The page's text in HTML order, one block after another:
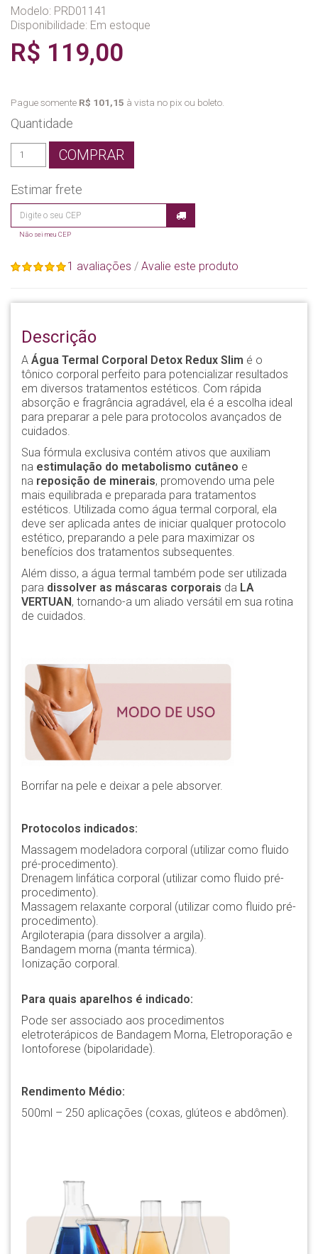
Modelo: PRD01141
Disponibilidade: Em estoque
R$ 119,00
Pague somente R$ 101,15 à vista no pix ou boleto.
Quantidade
COMPRAR
Estimar frete
Não sei meu CEP
1 avaliações / Avalie este produto
Descrição
A Água Termal Corporal Detox Redux Slim é o
tônico corporal perfeito para potencializar resultados
em diversos tratamentos estéticos. Com rápida
absorção e fragrância agradável, ela é a escolha ideal
para preparar a pele para protocolos avançados de
cuidados.
Sua fórmula exclusiva contém ativos que auxiliam
na estimulação do metabolismo cutâneo e
na reposição de minerais, promovendo uma pele
mais equilibrada e preparada para tratamentos
estéticos. Utilizada como água termal corporal, ela
deve ser aplicada antes de iniciar qualquer protocolo
estético, preparando a pele para maximizar os
benefícios dos tratamentos subsequentes.
Além disso, a água termal também pode ser utilizada
para dissolver as máscaras corporais da LA
VERTUAN, tornando-a um aliado versátil em sua rotina
de cuidados.
Borrifar na pele e deixar a pele absorver.
Protocolos indicados:
Massagem modeladora corporal (utilizar como fluido
pré-procedimento).
Drenagem linfática corporal (utilizar como fluido pré-
procedimento).
Massagem relaxante corporal (utilizar como fluido pré-
procedimento).
Argiloterapia (para dissolver a argila).
Bandagem morna (manta térmica).
Ionização corporal.
Para quais aparelhos é indicado:
Pode ser associado aos procedimentos
eletroterápicos de Bandagem Morna, Eletroporação e
Iontoforese (bipolaridade).
Rendimento Médio:
500ml – 250 aplicações (coxas, glúteos e abdômen).